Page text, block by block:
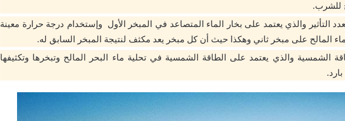
للشرب.
التأثير والذي يعتمد على بخار الماء المتصاعد في المبخر الأول وإستخدام درجة حرارة معينة
المالح على مبخر ثاني وهكذا حيث أن كل مبخر يعد مكثف لنتيجة المبخر السابق له.
الشمسية والذي يعتمد على الطاقة الشمسية في تحلية ماء البحر المالح وتبخرها وتكثيفها